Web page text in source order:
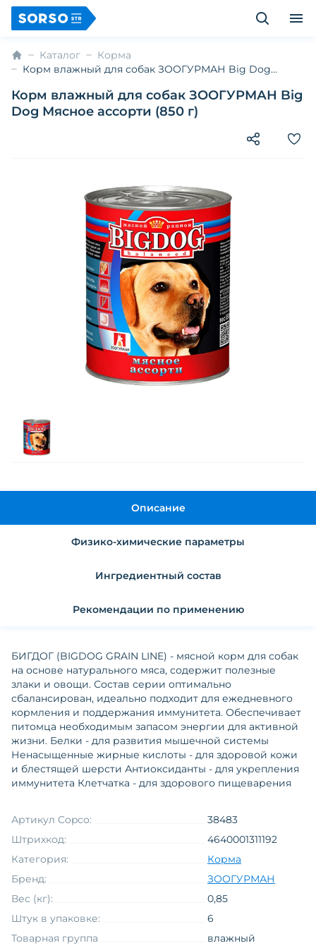
Каталог
Корма
Корм влажный для собак ЗООГУРМАН Big Dog
Корм влажный для собак ЗООГУРМАН Big
Dog Мясное ассорти (850 г)
Описание
Физико-химические параметры
Ингредиентный состав
Рекомендации по применению
БИГДОГ (BIGDOG GRAIN LINE) - мясной корм для собак
на основе натурального мяса, содержит полезные
злаки и овощи. Состав серии оптимально
сбалансирован, идеально подходит для ежедневного
кормления и поддержания иммунитета. Обеспечивает
питомца необходимым запасом энергии для активной
жизни. Белки - для развития мышечной системы
Ненасыщенные жирные кислоты - для здоровой кожи
и блестящей шерсти Антиоксиданты - для укрепления
иммунитета Клетчатка - для здорового пищеварения
Артикул Copco:
38483
Штрихкод:
4640001311192
Категория:
Корма
Бренд:
ЗООГУРМАН
Вес (кг):
0,85
Штук в упаковке:
6
Товарная группа
влажный